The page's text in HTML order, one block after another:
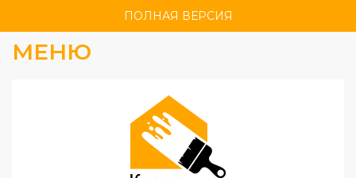
ПОЛНАЯ ВЕРСИЯ
МЕНЮ